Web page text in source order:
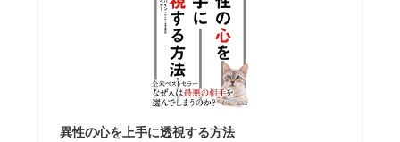
異性の心を上手に透視する方法